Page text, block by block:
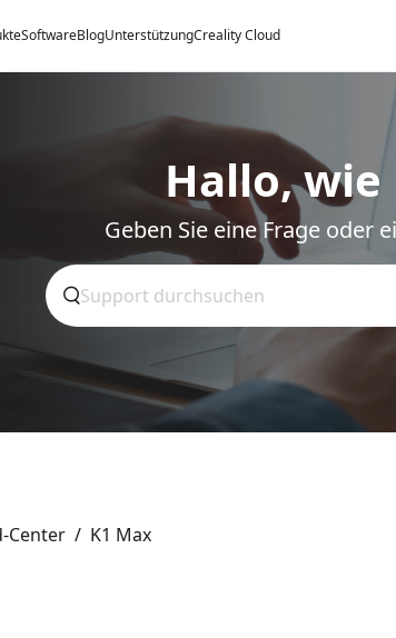
SoftwareBlogUnterstützungCreality Cloud
Hallo,
Geben Sie eine Frage oder
Center / K1 Max